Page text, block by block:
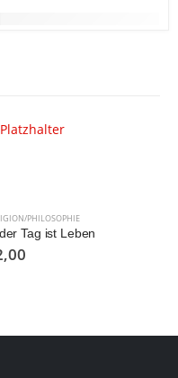
PHILOSOPHIE
Tag ist Leben